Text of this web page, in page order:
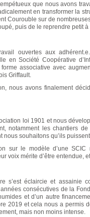
que nous avons
en transformer la
Courouble sur de
puis de le reprendre petit à
ouvertes aux
en Société Coopérative
associative avec
Griffault.
nous avons finalement
loi 1901 et nous
notamment les chantiers
nous souhaitons qu’ils
sur le modèle d’une
voix mérite d’être entendue,
s’est éclaircie et assainie
consécutives de la
et d’un autre
2019 et cela nous a permis
mais non moins intense.